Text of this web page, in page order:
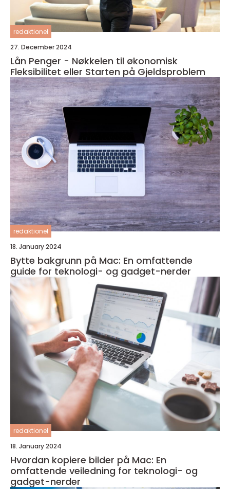
redaktionel
27. December 2024
Lån Penger - Nøkkelen til økonomisk
Fleksibilitet eller Starten på Gjeldsproblem
redaktionel
18. January 2024
Bytte bakgrunn på Mac: En omfattende
guide for teknologi- og gadget-nerder
redaktionel
18. January 2024
Hvordan kopiere bilder på Mac: En
omfattende veiledning for teknologi- og
gadget-nerder